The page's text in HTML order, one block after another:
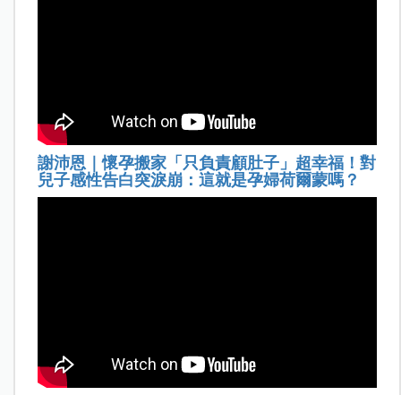
謝沛恩｜懷孕搬家「只負責顧肚子」超幸福！對
兒子感性告白突淚崩：這就是孕婦荷爾蒙嗎？